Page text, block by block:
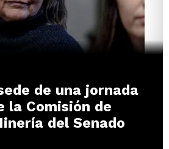
de una jornada
la Comisión de
del Senado